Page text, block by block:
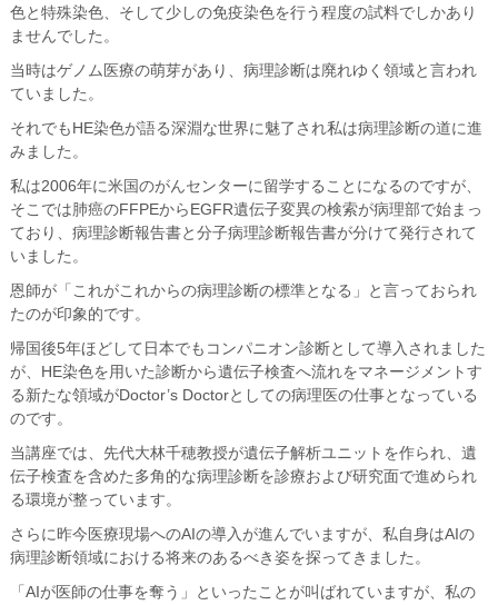
色と特殊染色、そして少しの免疫染色を行う程度の試料でしかあり
ませんでした。
当時はゲノム医療の萌芽があり、病理診断は廃れゆく領域と言われ
ていました。
それでもHE染色が語る深淵な世界に魅了され私は病理診断の道に進
みました。
私は2006年に米国のがんセンターに留学することになるのですが、
そこでは肺癌のFFPEからEGFR遺伝子変異の検索が病理部で始まっ
ており、病理診断報告書と分子病理診断報告書が分けて発行されて
いました。
恩師が「これがこれからの病理診断の標準となる」と言っておられ
たのが印象的です。
帰国後5年ほどして日本でもコンパニオン診断として導入されました
が、HE染色を用いた診断から遺伝子検査へ流れをマネージメントす
る新たな領域がDoctor’s Doctorとしての病理医の仕事となっている
のです。
当講座では、先代大林千穂教授が遺伝子解析ユニットを作られ、遺
伝子検査を含めた多角的な病理診断を診療および研究面で進められ
る環境が整っています。
さらに昨今医療現場へのAIの導入が進んでいますが、私自身はAIの
病理診断領域における将来のあるべき姿を探ってきました。
「AIが医師の仕事を奪う」といったことが叫ばれていますが、私の